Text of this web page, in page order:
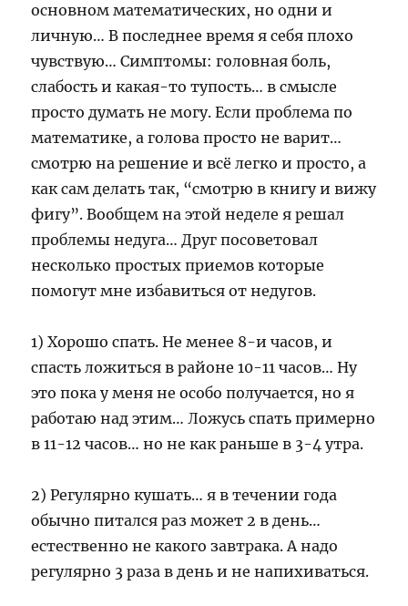
основном математических, но одни и
личную… В последнее время я себя плохо
чувствую… Симптомы: головная боль,
слабость и какая-то тупость… в смысле
просто думать не могу. Если проблема по
математике, а голова просто не варит…
смотрю на решение и всё легко и просто, а
как сам делать так, “смотрю в книгу и вижу
фигу”. Вообщем на этой неделе я решал
проблемы недуга… Друг посоветовал
несколько простых приемов которые
помогут мне избавиться от недугов.
1) Хорошо спать. Не менее 8-и часов, и
спасть ложиться в районе 10-11 часов… Ну
это пока у меня не особо получается, но я
работаю над этим… Ложусь спать примерно
в 11-12 часов… но не как раньше в 3-4 утра.
2) Регулярно кушать… я в течении года
обычно питался раз может 2 в день…
естественно не какого завтрака. А надо
регулярно 3 раза в день и не напихиваться.